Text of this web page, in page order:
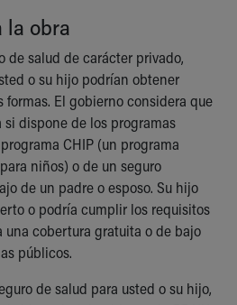
la obra
de salud de carácter privado,
o su hijo podrían obtener
El gobierno considera que
dispone de los programas
CHIP (un programa
niños) o de un seguro
de un padre o esposo. Su hijo
o podría cumplir los requisitos
una cobertura gratuita o de bajo
públicos.
de salud para usted o su hijo,